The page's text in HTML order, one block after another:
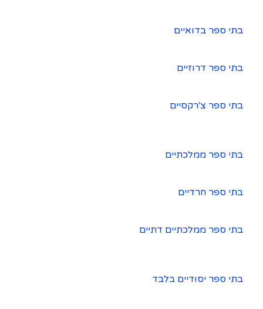
בתי ספר בדואיים
בתי ספר דרוזיים
בתי ספר צ'רקסיים
בתי ספר ממלכתיים
בתי ספר חרדיים
בתי ספר ממלכתיים דתיים
בתי ספר יסודיים בלבד